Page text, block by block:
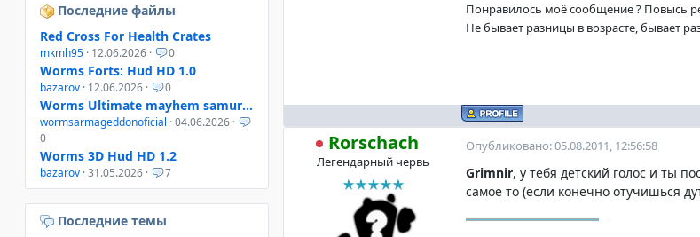
Понравилось моё сообщение ? Повысь
Не бывает разницы в возрасте, бывает
Rorschach
Легендарный червь
Опубликовано: 05.08.2011, 12:56:58
Grimnir, у тебя детский голос и ты
самое то (если конечно отучишься
Последние файлы
Red Cross For Health Crates
mkmh95 · 12.06.2026 · 0
Worms Forts: Hud HD 1.0
bazarov · 12.06.2026 · 0
Worms Ultimate mayhem samurai helmet
wormsarmageddonoficial · 04.06.2026 ·
0
Worms 3D Hud HD 1.2
bazarov · 31.05.2026 · 7
Последние темы